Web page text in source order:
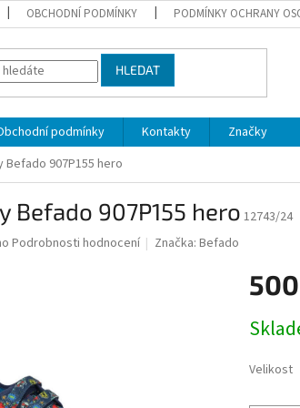
OBCHODNÍ PODMÍNKY PODMÍNKY OCHRANY
HLEDAT
podmínky Kontakty
Značky
907P155 hero
Befado 907P155 hero12743/24
Podrobnosti hodnocení Značka:Befado
cena:
Velikost